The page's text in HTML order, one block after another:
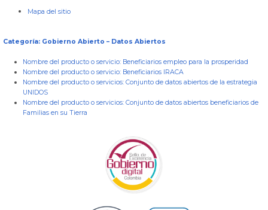
Mapa del sitio
Categoría: Gobierno Abierto – Datos Abiertos
Nombre del producto o servicio: Beneficiarios empleo para la prosperidad
Nombre del producto o servicio: Beneficiarios IRACA
Nombre del producto o servicios: Conjunto de datos abiertos de la estrategia
UNIDOS
Nombre del producto o servicios: Conjunto de datos abiertos beneficiarios de
Familias en su Tierra